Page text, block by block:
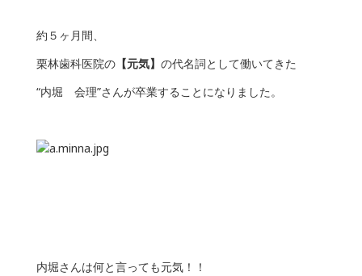
約５ヶ月間、
栗林歯科医院の【元気】 の代名詞として働いてきた
“内堀 会理”さんが卒業することになりました。
内堀さんは何と言っても元気！！